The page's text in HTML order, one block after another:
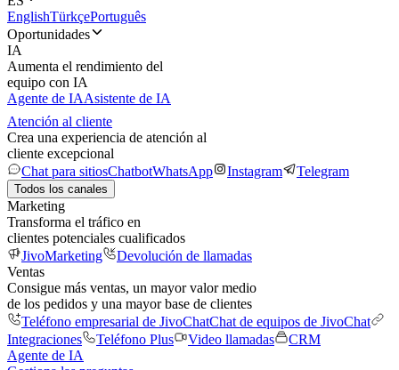
EnglishTürkçePortuguês
Oportunidades
IA
Aumenta el rendimiento del
equipo con IA
Agente de IAAsistente de IA
Atención al cliente
Crea una experiencia de atención al
cliente excepcional
Chat para sitiosChatbotWhatsApp Instagram Telegram
Todos los canales
Marketing
Transforma el tráfico en
clientes potenciales cualificados
JivoMarketing
Devolución de llamadas
Ventas
Consigue más ventas, un mayor valor medio
de los pedidos y una mayor base de clientes
Teléfono empresarial de JivoChatChat de equipos de JivoChat
Integraciones
Teléfono Plus Video llamadas
CRM
Agente de IA